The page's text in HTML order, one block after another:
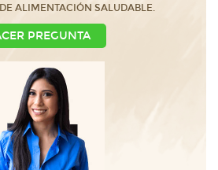
ALIMENTACIÓN SALUDABLE.
PREGUNTA